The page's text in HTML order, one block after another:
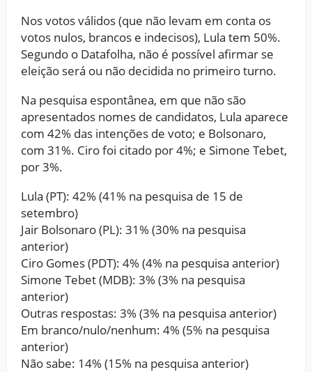
Nos votos válidos (que não levam em conta os
votos nulos, brancos e indecisos), Lula tem 50%.
Segundo o Datafolha, não é possível afirmar se
eleição será ou não decidida no primeiro turno.
Na pesquisa espontânea, em que não são
apresentados nomes de candidatos, Lula aparece
com 42% das intenções de voto; e Bolsonaro,
com 31%. Ciro foi citado por 4%; e Simone Tebet,
por 3%.
Lula (PT): 42% (41% na pesquisa de 15 de
setembro)
Jair Bolsonaro (PL): 31% (30% na pesquisa
anterior)
Ciro Gomes (PDT): 4% (4% na pesquisa anterior)
Simone Tebet (MDB): 3% (3% na pesquisa
anterior)
Outras respostas: 3% (3% na pesquisa anterior)
Em branco/nulo/nenhum: 4% (5% na pesquisa
anterior)
Não sabe: 14% (15% na pesquisa anterior)